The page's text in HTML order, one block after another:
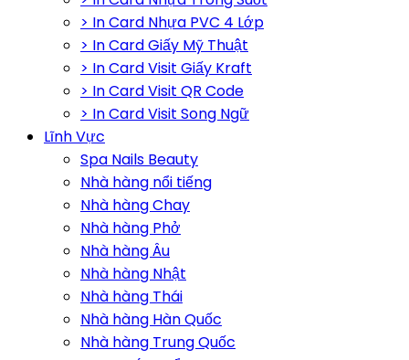
> In Card Nhựa PVC 4 Lớp
> In Card Giấy Mỹ Thuật
> In Card Visit Giấy Kraft
> In Card Visit QR Code
> In Card Visit Song Ngữ
Lĩnh Vực
Spa Nails Beauty
Nhà hàng nổi tiếng
Nhà hàng Chay
Nhà hàng Phở
Nhà hàng Âu
Nhà hàng Nhật
Nhà hàng Thái
Nhà hàng Hàn Quốc
Nhà hàng Trung Quốc